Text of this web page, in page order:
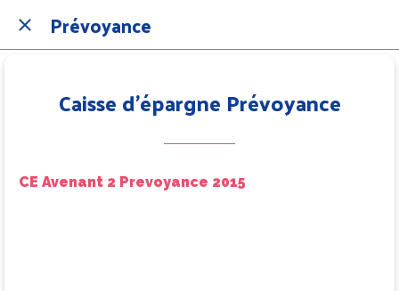
Prévoyance
Caisse d'épargne Prévoyance
CE Avenant 2 Prevoyance 2015